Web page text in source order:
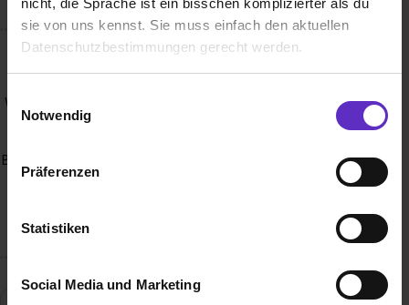
nicht, die Sprache ist ein bisschen komplizierter als du
sie von uns kennst. Sie muss einfach den aktuellen
Datenschutzbestimmungen gerecht werden.
Benutzung der Webseite getroffenen Einstellungen zu
Webseite zu analysieren („Statistiken“), um
Informationen zu deiner Verwendung unserer Website an
Analysen weiterzugeben und um Inhalte und Anzeigen zu
Einwilligungsauswahl
Notwendig
Präferenzen
Statistiken
Social Media und Marketing
Wusstest du schon, dass...
Wir sind einer der führenden Großhändler für Bike-, Snow-,
Power- und Actionsport. Unser Sortiment umfasst
Bereich Marktführer sind oder das Potential dazu haben. Wir
beliefern mit unseren Marken über 5.000 Fachhändler aus